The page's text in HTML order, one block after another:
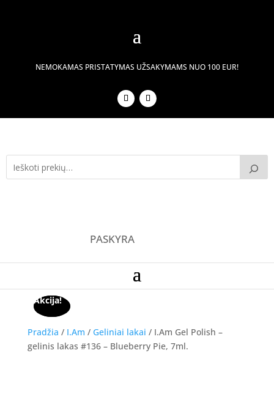
NEMOKAMAS PRISTATYMAS UŽSAKYMAMS NUO 100 EUR!
PASKYRA
Pradžia / I.Am / Geliniai lakai / I.Am Gel Polish –
gelinis lakas #136 – Blueberry Pie, 7ml.
Akcija!
Akcija!